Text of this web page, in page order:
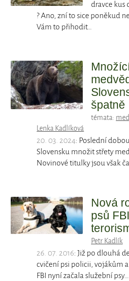
dravce kus
? Ano, zní to sice poněkud
Vám to přihodit…
špatně
témata:
Lenka Kadlíková
20. 03. 2024: Poslední
Slovensku množit střety
Novinové titulky jsou však
Nová
psů
Petr Kadlík
26. 07. 2016: Již po dlouhá
cvičení psi policii, vojákům
FBI nyní začala služební psy…